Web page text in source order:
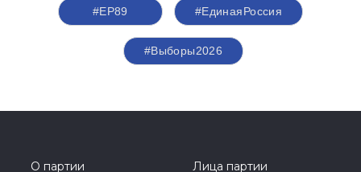
#ЕР89 #ЕдинаяРоссия
#Выборы2026
О партии
Лица партии